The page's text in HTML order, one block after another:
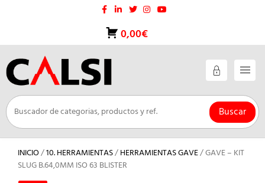
0,00€
Buscar
INICIO/10. HERRAMIENTAS/HERRAMIENTAS GAVE/ GAVE – KIT
SLUG B.64,0MM ISO 63 BLISTER